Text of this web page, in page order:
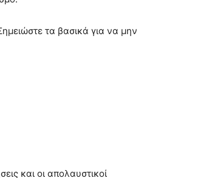
τα βασικά για να μην
και οι απολαυστικοί